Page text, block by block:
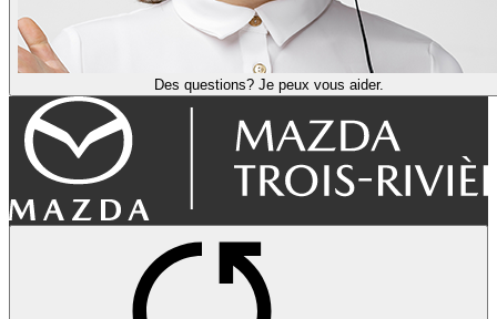
Des questions? Je peux vous aider.